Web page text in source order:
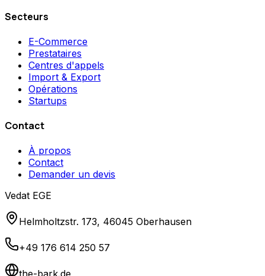
Secteurs
E-Commerce
Prestataires
Centres d'appels
Import & Export
Opérations
Startups
Contact
À propos
Contact
Demander un devis
Vedat EGE
Helmholtzstr. 173, 46045 Oberhausen
+49 176 614 250 57